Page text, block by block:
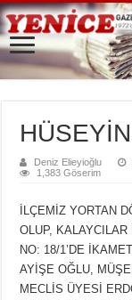
Deniz Elieyioğlu
1,383 Göserim
İLÇEMİZ YORTAN
OLUP,
NO: 18/1’DE
AYİŞE OĞLU,
MECLİS ÜYESİ